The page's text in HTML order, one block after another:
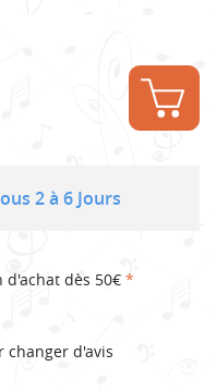
2 à 6 Jours
d'achat dès 50€ *
changer d'avis